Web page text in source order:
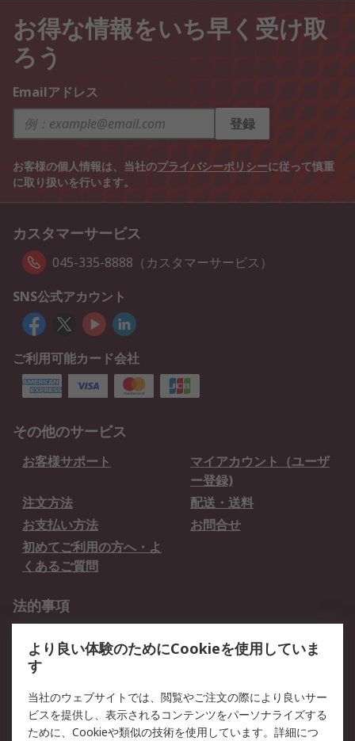
お得な情報をいち早く受け取
ろう
Emailアドレス
登録
お客様の個人情報は、当社のプライバシーポリシーに従って慎重
に取り扱いを行います。
カスタマーサービス
045-335-8888（カスタマーサービス）
SNS公式アカウント
ご利用可能カード会社
その他のサービス
お客様サポート
マイアカウント（ユーザ
ー登録)
注文方法
配送・送料
お支払い方法
お問合せ
初めてご利用の方へ・よ
くあるご質問
法的事項
クッキーポリシー
RSについて
会社概要 採用情報
より良い体験のためにCookieを使用していま
す
当社のウェブサイトでは、閲覧やご注文の際により良いサー
ビスを提供し、表示されるコンテンツをパーソナライズする
ために、Cookieや類似の技術を使用しています。詳細につ